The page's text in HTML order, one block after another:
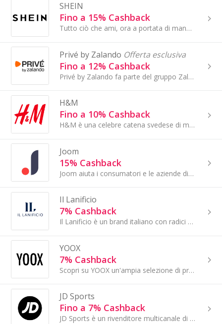
SHEIN
Fino a 15% Cashback
Tutto ciò che ami, ora a portata di mano! SHEIN è una piattaforma di shopping online divertente e ultra conveniente. Dall'abbigliamento alla moda..
Privé by Zalando Offerta esclusiva
Fino a 12% Cashback
Privé by Zalando fa parte del gruppo Zalando. Privé by Zalando è un outlet online con offerte sempre nuove ogni giorno: esplora oltre 2000 brand di...
H&M
Fino a 10% Cashback
H&M è una celebre catena svedese di moda fast fashion, attiva in Italia con numerosi punti vendita e un sito ufficiale. Propone abbigliamento...
Joom
15% Cashback
Joom aiuta i consumatori e le aziende di tutto il mondo nelle loro esperienze quotidiane aiutando le persone a risparmiare denaro quando fanno...
Il Lanificio
7% Cashback
Il Lanificio è un brand italiano con radici profonde nella tradizione tessile di Biella, nato dall’eredità del “Lanificio F.lli Cerruti dal 1881”.
YOOX
7% Cashback
Scopri su YOOX un'ampia selezione di prodotti dei migliori designer italiani e internazionali. Consegna in 48h e pagamenti sicuri.
JD Sports
Fino a 7% Cashback
JD Sports è un rivenditore multicanale di moda sportiva leader nell’abbigliamento sportivo e casual di marca, offrendo anche gli ultimi prodotti...